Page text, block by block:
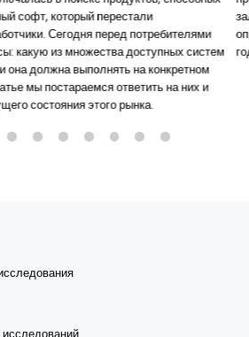
софт, который перестали
Сегодня перед потребителями
какую из множества доступных систем
она должна выполнять на конкретном
мы постараемся ответить на них и
состояния этого рынка.